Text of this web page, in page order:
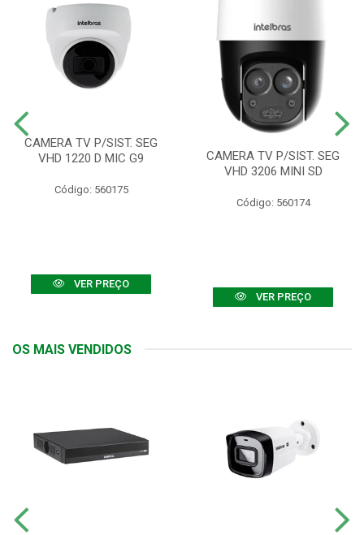
CAMERA TV P/SIST. SEG
VHD 1220 D MIC G9
Código: 560175
VER PREÇO
CAMERA TV P/SIST. SEG
VHD 3206 MINI SD
Código: 560174
VER PREÇO
OS MAIS VENDIDOS